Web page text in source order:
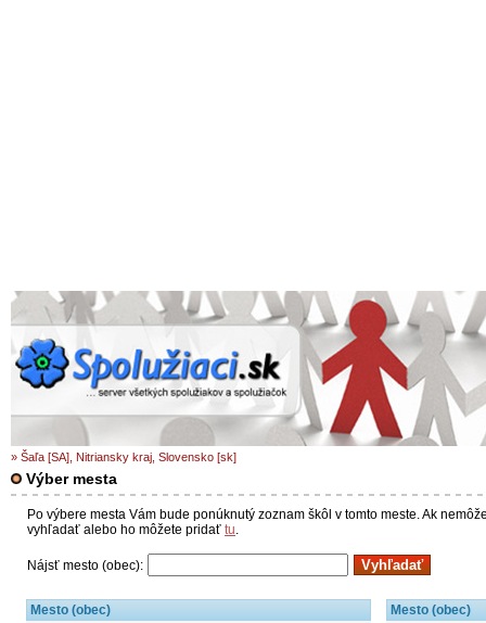
» Šaľa [SA], Nitriansky kraj, Slovensko [sk]
Výber mesta
Po výbere mesta Vám bude ponúknutý zoznam škôl v tomto meste. Ak
vyhľadať alebo ho môžete pridať tu
Nájsť mesto (obec):
Mesto (obec)
Mesto (obec)